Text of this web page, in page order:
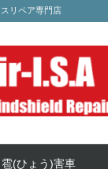
リペア専門店
(ひょう)害車